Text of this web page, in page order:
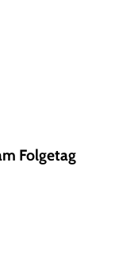
Folgetag